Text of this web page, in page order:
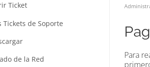
Tickets de Soporte
de la Red
Ticket
Para